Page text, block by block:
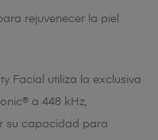
rejuvenecer la piel
Facial utiliza la exclusiva
a 448 kHz,
su capacidad para